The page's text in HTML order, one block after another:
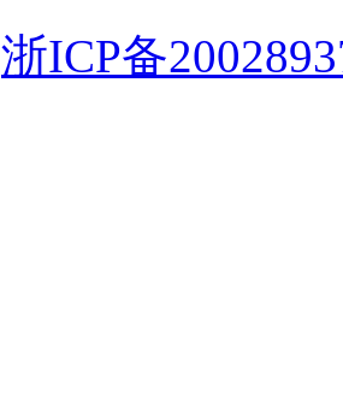
浙ICP备